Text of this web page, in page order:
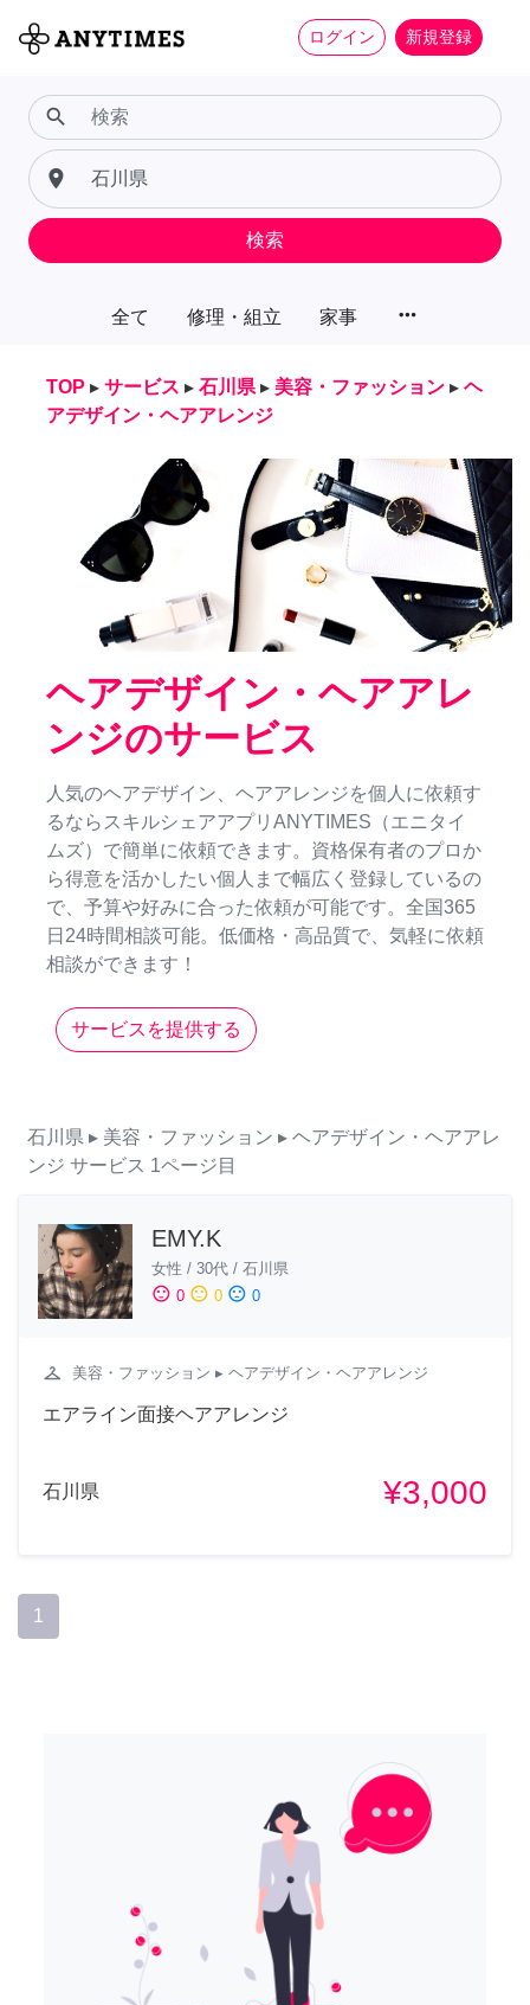
ログイン 新規登録
全て 修理・組立 家事 more_horiz
search
place
検索
TOP ▸ サービス ▸ 石川県 ▸ 美容・ファッション ▸ ヘ
アデザイン・ヘアアレンジ
ヘアデザイン・ヘアアレ
ンジのサービス
人気のヘアデザイン、ヘアアレンジを個人に依頼す
るならスキルシェアアプリANYTIMES（エニタイ
ムズ）で簡単に依頼できます。資格保有者のプロか
ら得意を活かしたい個人まで幅広く登録しているの
で、予算や好みに合った依頼が可能です。全国365
日24時間相談可能。低価格・高品質で、気軽に依頼
相談ができます！
サービスを提供する
石川県 ▸ 美容・ファッション ▸ ヘアデザイン・ヘアアレ
ンジ サービス 1ページ目
EMY.K
女性 / 30代 / 石川県
sentiment_satisfied 0 sentiment_neutral 0 sentiment_dissatisfied 0
checkroom 美容・ファッション ▸ ヘアデザイン・ヘアアレンジ
エアライン面接ヘアアレンジ
石川県 ¥3,000
1